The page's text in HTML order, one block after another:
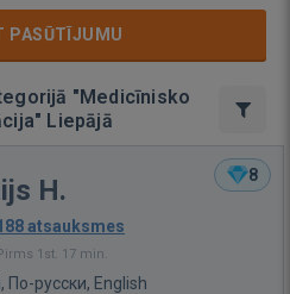
PASŪTĪJUMU
"Medicīnisko
Liepājā
8
H.
atsauksmes
1st. 17 min.
По-русски, English